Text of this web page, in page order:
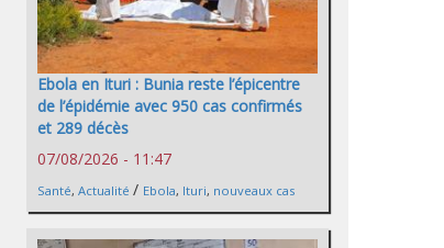
Ebola en Ituri : Bunia reste l’épicentre
de l’épidémie avec 950 cas confirmés
et 289 décès
07/08/2026 - 11:47
Santé, Actualité / Ebola, Ituri, nouveaux cas